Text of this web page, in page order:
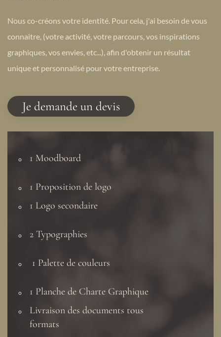
Nous co-créons votre identité. Pour cela, j'ai besoin de vous
connaitre, (votre activité, votre parcours, vos inspirations
graphiques, vos envies, etc...), afin d'obtenir un résultat
unique et personnalisé pour votre entreprise.
Je demande un devis
1 Moodboard
1 Proposition de logo
1 Logo secondaire
2 Typographies
1 Palette de couleurs
1 Planche de Charte Graphique
Livraison des documents tous
formats